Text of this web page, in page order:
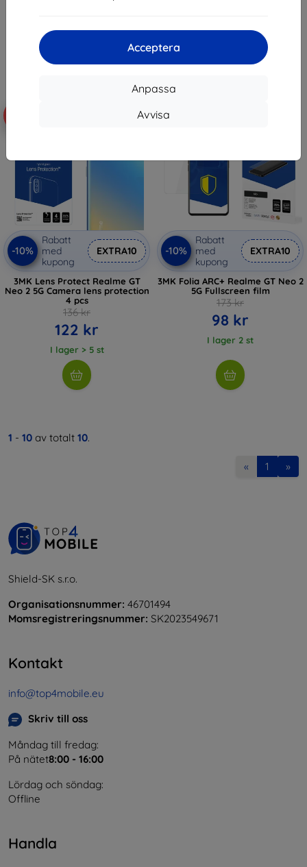
Acceptera
Anpassa
Avvisa
I lager 5 st
-10%
Rabatt
med
kupong
EXTRA10
3MK Lens Protect Realme GT
Neo 2 5G Camera lens protection
4 pcs
136 kr
122 kr
I lager > 5 st
-43%
-10%
Rabatt
med
kupong
EXTRA10
3MK Folia ARC+ Realme GT Neo 2
5G Fullscreen film
173 kr
98 kr
I lager 2 st
1 - 10 av totalt 10.
« 1 »
Shield-SK s.r.o.
Organisationsnummer: 46701494
Momsregistreringsnummer: SK2023549671
Kontakt
info@top4mobile.eu
Skriv till oss
Måndag till fredag:
På nätet8:00 - 16:00
Lördag och söndag:
Offline
Handla